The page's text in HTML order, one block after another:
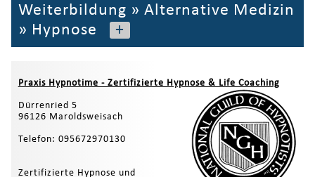
Weiterbildung » Alternative Medizin
» Hypnose +
Praxis Hypnotime - Zertifizierte Hypnose & Life Coaching
Dürrenried 5
96126 Maroldsweisach
Telefon: 095672970130
Zertifizierte Hypnose und